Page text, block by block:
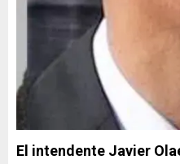
El intendente Javier